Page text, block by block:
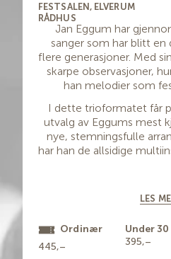
FESTSALEN, ELVERUM
RÅDHUS
Jan Eggum har
sanger som har blitt en
flere generasjoner. Med
skarpe observasjoner,
han melodier som
I dette trioformatet får
utvalg av Eggums mest
nye, stemningsfulle
har han de allsidige
synthbass og
korstemmer og et rikt,
Resultatet er en
konsertopplevelse der
LES
Ordinær
445,–
Under 30
395,–